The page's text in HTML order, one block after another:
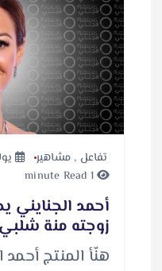
م
ي
ل
…
تفاعل , مشاهير
1 minute Read
أحمد الجنايني
زوجته منة شلبي
هنّأ المنتج أحمد